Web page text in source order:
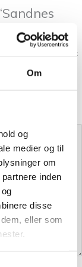
Om
og
medier og til
om
inden
disse
eller som
felter er markeret